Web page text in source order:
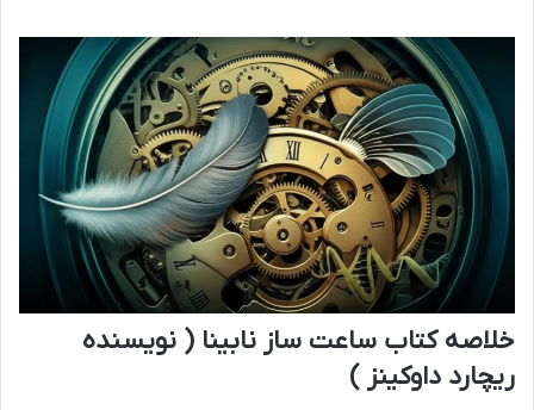
خلاصه کتاب ساعت ساز نابینا ( نویسنده
ریچارد داوکینز )